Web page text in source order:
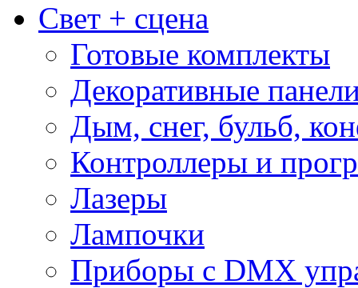
Свет + сцена
Готовые комплекты
Декоративные
Дым, снег, бульб,
Контроллеры и
Лазеры
Лампочки
Приборы с DMX